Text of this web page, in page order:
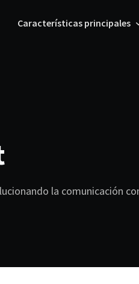
Características principales
la comunicación